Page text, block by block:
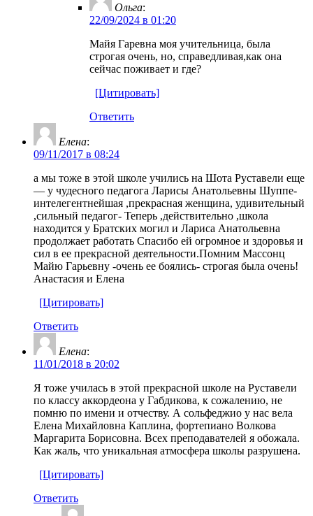
Ольга:
22/09/2024 в 01:20
Майя Гаревна моя учительница, была
строгая очень, но, справедливая,как она
сейчас поживает и где?
[Цитировать]
Ответить
Елена:
09/11/2017 в 08:24
а мы тоже в этой школе учились на Шота Руставели еще
— у чудесного педагога Ларисы Анатольевны Шуппе-
интелегентнейшая ,прекрасная женщина, удивительный
,сильный педагог- Теперь ,действительно ,школа
находится у Братских могил и Лариса Анатольевна
продолжает работать Спасибо ей огромное и здоровья и
сил в ее прекрасной деятельности.Помним Массонц
Майю Гарьевну -очень ее боялись- строгая была очень!
Анастасия и Елена
[Цитировать]
Ответить
Елена:
11/01/2018 в 20:02
Я тоже училась в этой прекрасной школе на Руставели
по классу аккордеона у Габдикова, к сожалению, не
помню по имени и отчеству. А сольфеджио у нас вела
Елена Михайловна Каплина, фортепиано Волкова
Маргарита Борисовна. Всех преподавателей я обожала.
Как жаль, что уникальная атмосфера школы разрушена.
[Цитировать]
Ответить